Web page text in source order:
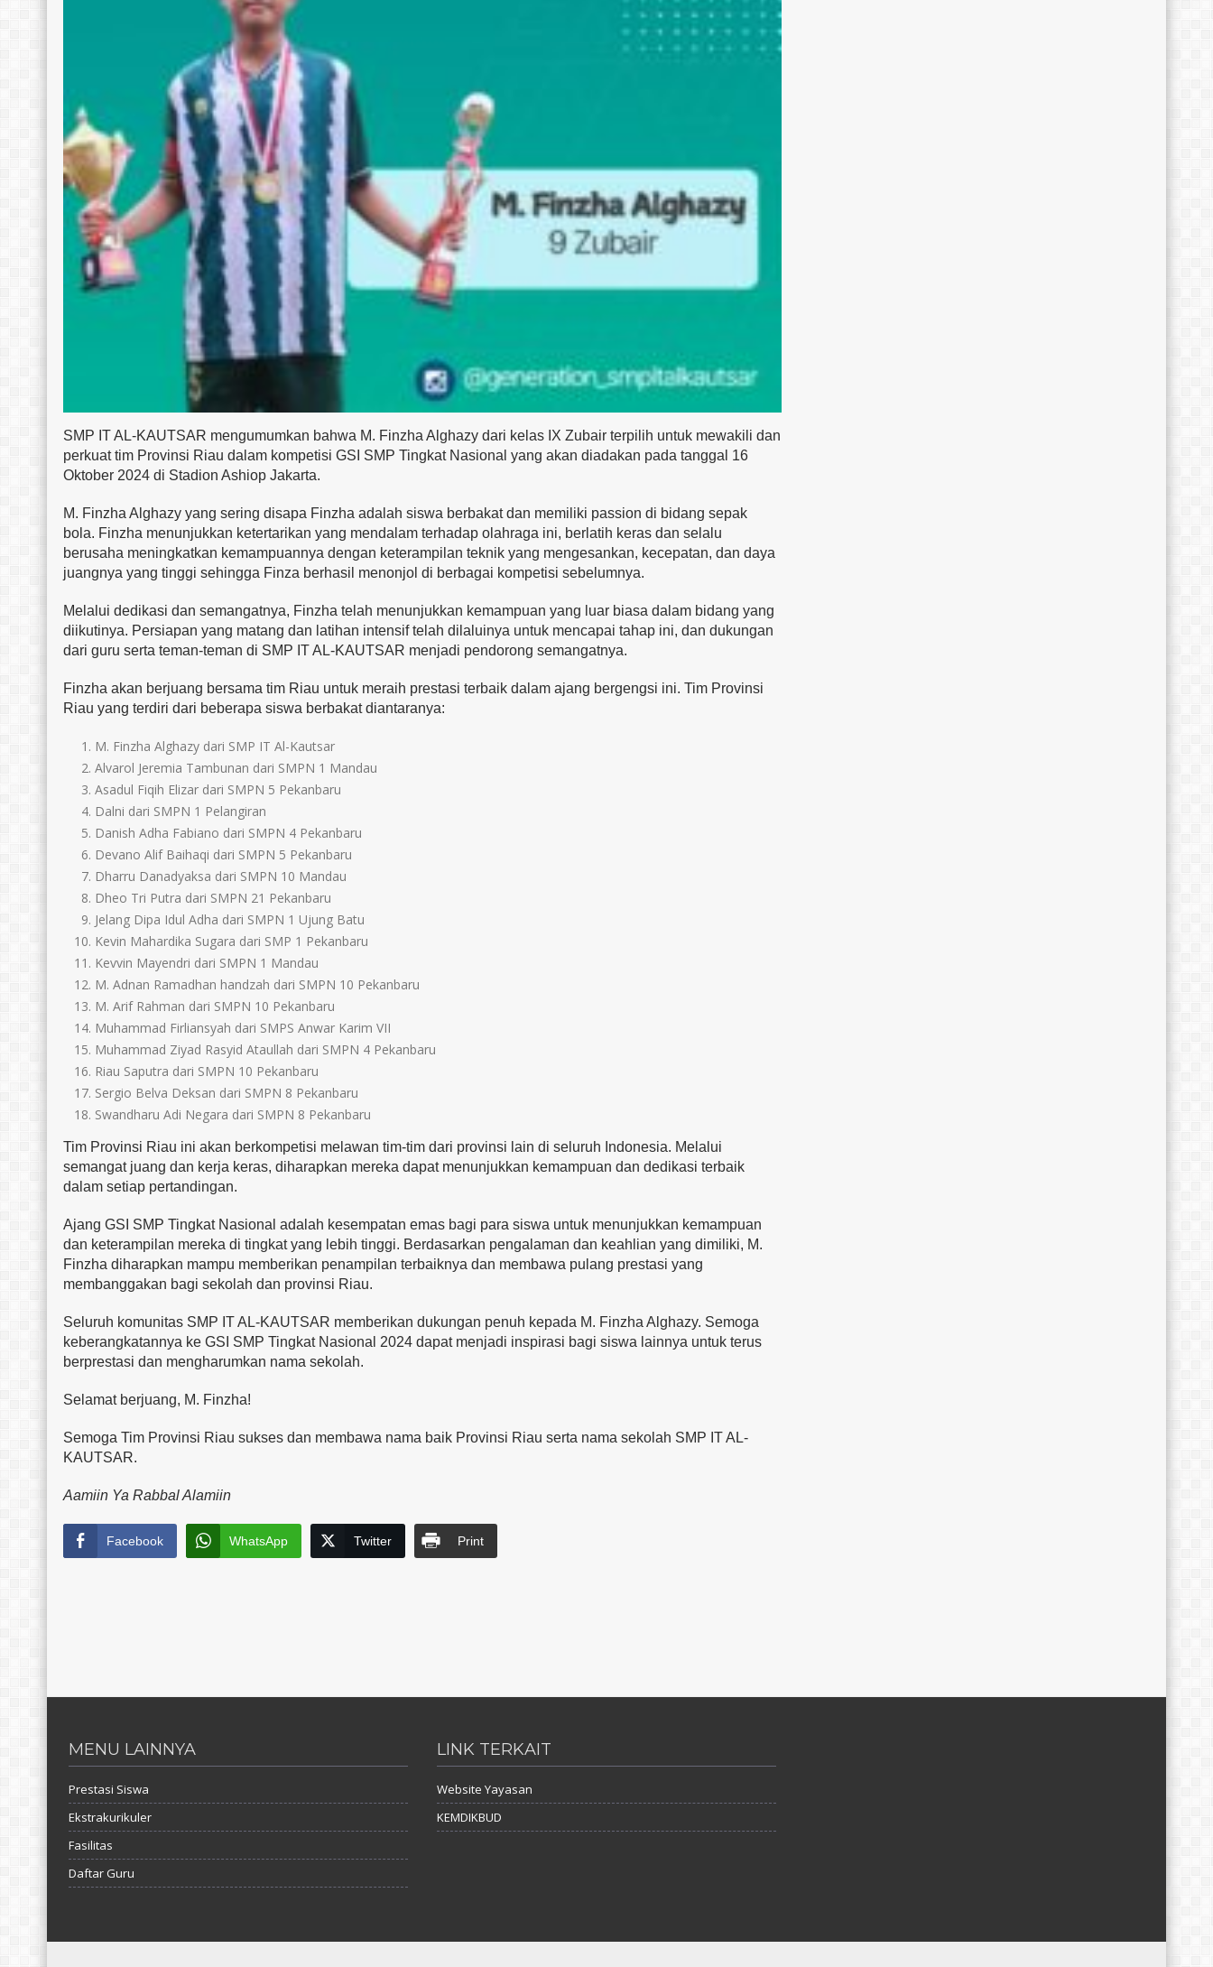
SMP IT AL-KAUTSAR mengumumkan bahwa M. Finzha Alghazy dari kelas IX Zubair terpilih untuk mewakili dan
perkuat tim Provinsi Riau dalam kompetisi GSI SMP Tingkat Nasional yang akan diadakan pada tanggal 16
Oktober 2024 di Stadion Ashiop Jakarta.
M. Finzha Alghazy yang sering disapa Finzha adalah siswa berbakat dan memiliki passion di bidang sepak
bola. Finzha menunjukkan ketertarikan yang mendalam terhadap olahraga ini, berlatih keras dan selalu
berusaha meningkatkan kemampuannya dengan keterampilan teknik yang mengesankan, kecepatan, dan daya
juangnya yang tinggi sehingga Finza berhasil menonjol di berbagai kompetisi sebelumnya.
Melalui dedikasi dan semangatnya, Finzha telah menunjukkan kemampuan yang luar biasa dalam bidang yang
diikutinya. Persiapan yang matang dan latihan intensif telah dilaluinya untuk mencapai tahap ini, dan dukungan
dari guru serta teman-teman di SMP IT AL-KAUTSAR menjadi pendorong semangatnya.
Finzha akan berjuang bersama tim Riau untuk meraih prestasi terbaik dalam ajang bergengsi ini. Tim Provinsi
Riau yang terdiri dari beberapa siswa berbakat diantaranya:
M. Finzha Alghazy dari SMP IT Al-Kautsar
Alvarol Jeremia Tambunan dari SMPN 1 Mandau
Asadul Fiqih Elizar dari SMPN 5 Pekanbaru
Dalni dari SMPN 1 Pelangiran
Danish Adha Fabiano dari SMPN 4 Pekanbaru
Devano Alif Baihaqi dari SMPN 5 Pekanbaru
Dharru Danadyaksa dari SMPN 10 Mandau
Dheo Tri Putra dari SMPN 21 Pekanbaru
Jelang Dipa Idul Adha dari SMPN 1 Ujung Batu
Kevin Mahardika Sugara dari SMP 1 Pekanbaru
Kevvin Mayendri dari SMPN 1 Mandau
M. Adnan Ramadhan handzah dari SMPN 10 Pekanbaru
M. Arif Rahman dari SMPN 10 Pekanbaru
Muhammad Firliansyah dari SMPS Anwar Karim VII
Muhammad Ziyad Rasyid Ataullah dari SMPN 4 Pekanbaru
Riau Saputra dari SMPN 10 Pekanbaru
Sergio Belva Deksan dari SMPN 8 Pekanbaru
Swandharu Adi Negara dari SMPN 8 Pekanbaru
Tim Provinsi Riau ini akan berkompetisi melawan tim-tim dari provinsi lain di seluruh Indonesia. Melalui
semangat juang dan kerja keras, diharapkan mereka dapat menunjukkan kemampuan dan dedikasi terbaik
dalam setiap pertandingan.
Ajang GSI SMP Tingkat Nasional adalah kesempatan emas bagi para siswa untuk menunjukkan kemampuan
dan keterampilan mereka di tingkat yang lebih tinggi. Berdasarkan pengalaman dan keahlian yang dimiliki, M.
Finzha diharapkan mampu memberikan penampilan terbaiknya dan membawa pulang prestasi yang
membanggakan bagi sekolah dan provinsi Riau.
Seluruh komunitas SMP IT AL-KAUTSAR memberikan dukungan penuh kepada M. Finzha Alghazy. Semoga
keberangkatannya ke GSI SMP Tingkat Nasional 2024 dapat menjadi inspirasi bagi siswa lainnya untuk terus
berprestasi dan mengharumkan nama sekolah.
Selamat berjuang, M. Finzha!
Semoga Tim Provinsi Riau sukses dan membawa nama baik Provinsi Riau serta nama sekolah SMP IT AL-
KAUTSAR.
Aamiin Ya Rabbal Alamiin
Facebook WhatsApp Twitter Print
MENU LAINNYA
Prestasi Siswa
Ekstrakurikuler
Fasilitas
Daftar Guru
LINK TERKAIT
Website Yayasan
KEMDIKBUD